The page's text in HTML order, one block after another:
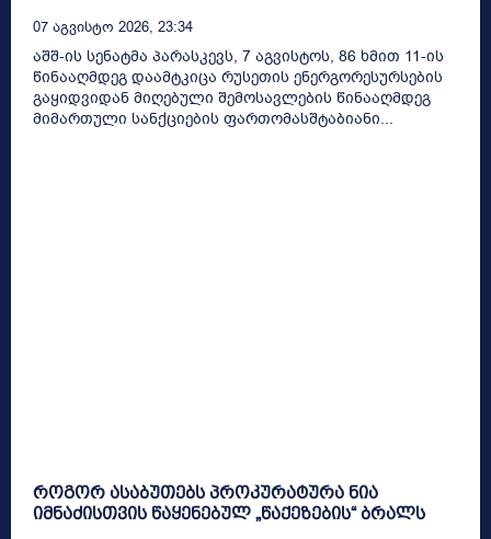
07 Აგვისტო 2026, 23:34
აშშ-ის სენატმა პარასკევს, 7 აგვისტოს, 86 ხმით 11-ის
წინააღმდეგ დაამტკიცა რუსეთის ენერგორესურსების
გაყიდვიდან მიღებული შემოსავლების წინააღმდეგ
მიმართული სანქციების ფართომასშტაბიანი...
როგორ ასაბუთებს პროკურატურა ნია
იმნაძისთვის წაყენებულ „წაქეზების“ ბრალს